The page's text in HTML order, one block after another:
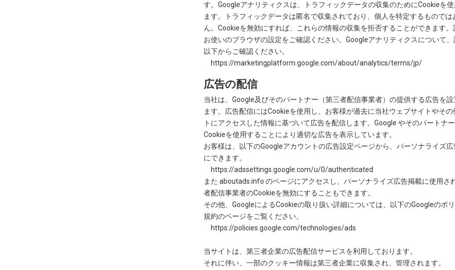
す。Googleアナリティクスは、トラフィックデータの収集のためにCookieを
ます。トラフィックデータは匿名で収集されており、個人を特定するものでは
ん。Cookieを無効にすれば、これらの情報の収集を拒否することができます。
お使いのブラウザの設定をご確認ください。Googleアナリティクスについて、
以下からご確認ください。
https://marketingplatform.google.com/about/analytics/terms/jp/
広告の配信
当社は、Google及びそのパートナー（第三者配信事業者）の提供する広告を
ます。広告配信にはCookieを使用し、お客様が過去に当社ウェブサイトやその
トにアクセスした情報に基づいて広告を配信します。Google やそのパートナー
Cookieを使用することにより適切な広告を表示しています。
お客様は、以下のGoogleアカウントの広告設定ページから、パーソナライズ広
にできます。
https://adssettings.google.com/u/0/authenticated
また aboutads.info のページにアクセスし、パーソナライズ広告掲載に使用さ
者配信事業者のCookieを無効にすることもできます。
その他、GoogleによるCookieの取り扱い詳細については、以下のGoogleのポ
規約のページをご覧ください。
https://policies.google.com/technologies/ads
当サイトは、第三者企業の広告配信サービスを利用しております。
それに伴い、一部のクッキー情報は第三者企業に収集され、管理されます。